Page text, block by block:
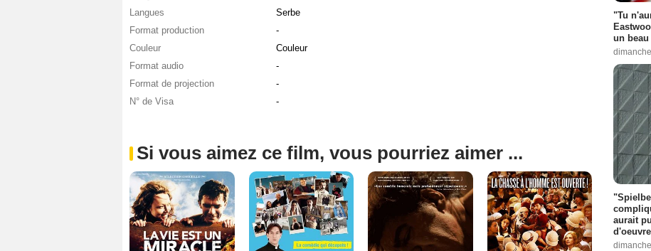
Langues
Serbe
Format production
-
Couleur
Couleur
Format audio
-
Format de projection
-
N° de Visa
-
Si vous aimez ce film, vous pourriez aimer ...
"Tu
un beau
aurait